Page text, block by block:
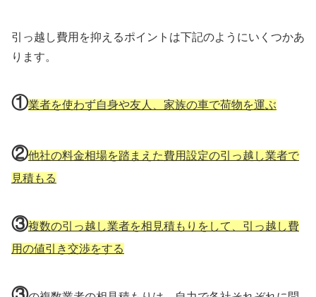
引っ越し費用を抑えるポイントは下記のようにいくつかあ
ります。
①業者を使わず自身や友人、家族の車で荷物を運ぶ
②他社の料金相場を踏まえた費用設定の引っ越し業者で
見積もる
③複数の引っ越し業者を相見積もりをして、引っ越し費
用の値引き交渉をする